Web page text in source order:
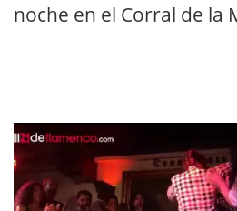
noche en el Corral de la